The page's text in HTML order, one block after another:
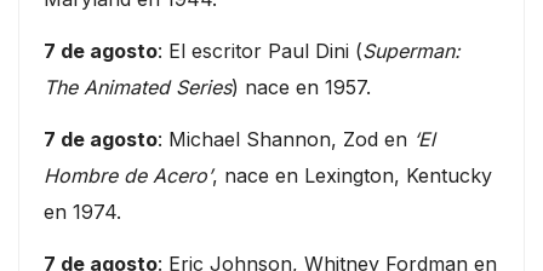
7 de agosto: El escritor Paul Dini (Superman:
The Animated Series) nace en 1957.
7 de agosto: Michael Shannon, Zod en ‘El
Hombre de Acero’, nace en Lexington, Kentucky
en 1974.
7 de agosto: Eric Johnson, Whitney Fordman en